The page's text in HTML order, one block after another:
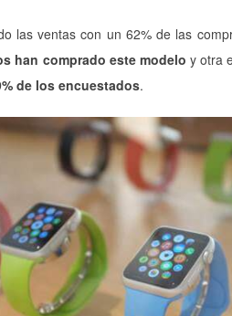
las ventas con un 62% de las
han comprado este modelo y otra
de los encuestados.